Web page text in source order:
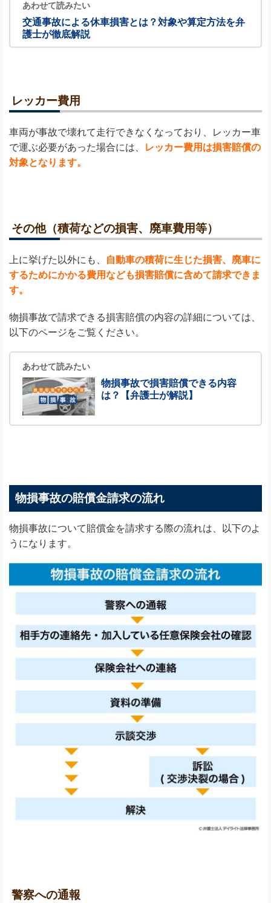
あわせて読みたい
交通事故による休車損害とは？対象や算定方法を弁
護士が徹底解説
レッカー費用
車両が事故で壊れて走行できなくなっており、レッカー車
で運ぶ必要があった場合には、
レッカー費用は損害賠償の
対象となります。
その他（積荷などの損害、廃車費用等）
上に挙げた以外にも、
自動車の積荷に生じた損害、廃車に
するためにかかる費用なども損害賠償に含めて請求できま
す。
物損事故で請求できる損害賠償の内容の詳細については、
以下のページをご覧ください。
あわせて読みたい
物損事故で損害賠償できる内容
は？【弁護士が解説】
物損事故の賠償金請求の流れ
物損事故について賠償金を請求する際の流れは、以下のよ
うになります。
警察への通報